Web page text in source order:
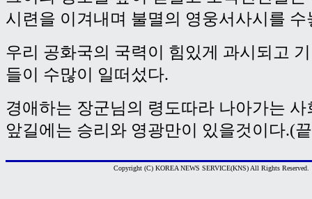
시련을 이겨내며 불멸의 영웅서사시를 수
우리 공화국의 국력이 힘있게 과시되고
들이 수많이 일떠섰다.
경애하는 장군님의 령도따라 나아가는
앞길에는 승리와 영광만이 있을것이다.(
Copyright (C) KOREA NEWS SERVICE(KNS) All Rights Reserved.